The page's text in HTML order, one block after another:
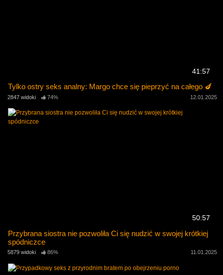
41:57
Tylko ostry seks analny: Margo chce się pieprzyć na całego 🍆
2847 widoki 74% 12.01.2025
50:57
Przybrana siostra nie pozwoliła Ci się nudzić w swojej krótkiej
spódniczce
5879 widoki 86% 11.01.2025